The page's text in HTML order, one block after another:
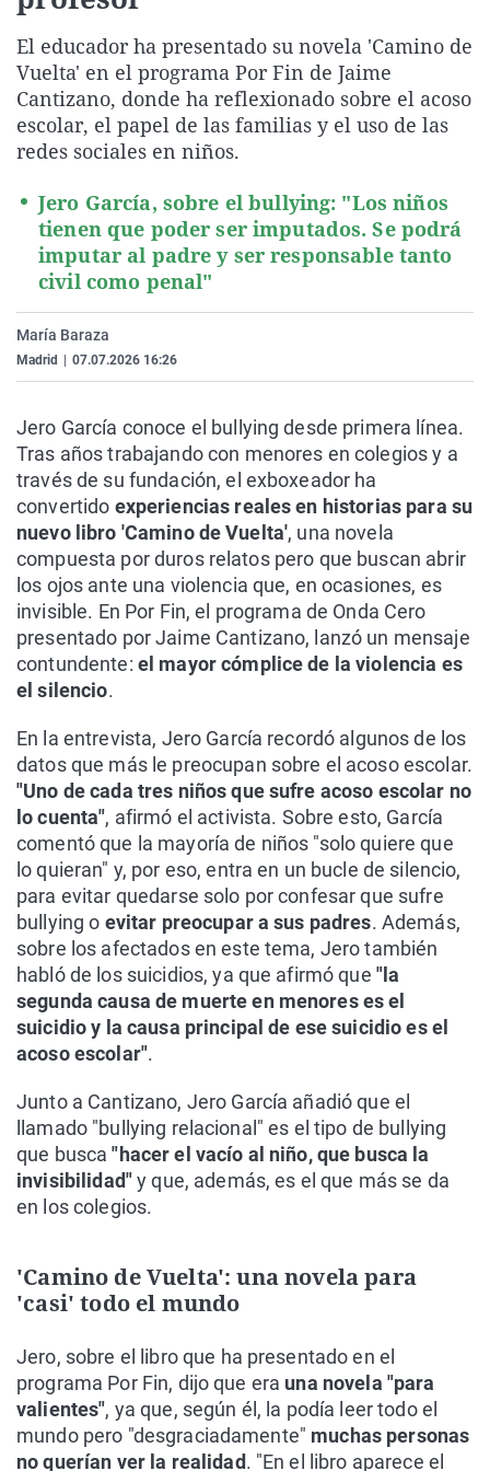
Gente viajera
Como el perro y el
Retornados
Equipo de
Operación Viuda
Galicia
La Rioja
Navarra
Televisión
Elecciones
El educador ha presentado su novela 'Camino de
Vuelta' en el programa Por Fin de Jaime
Cantizano, donde ha reflexionado sobre el acoso
escolar, el papel de las familias y el uso de las
redes sociales en niños.
Jero García, sobre el bullying: "Los niños
tienen que poder ser imputados. Se podrá
imputar al padre y ser responsable tanto
civil como penal"
María Baraza
Madrid 07.07.2026 16:26
Jero García conoce el bullying desde primera línea.
Tras años trabajando con menores en colegios y a
través de su fundación, el exboxeador ha
convertido experiencias reales en historias para su
nuevo libro 'Camino de Vuelta', una novela
compuesta por duros relatos pero que buscan abrir
los ojos ante una violencia que, en ocasiones, es
invisible. En Por Fin, el programa de Onda Cero
presentado por Jaime Cantizano, lanzó un mensaje
contundente: el mayor cómplice de la violencia es
el silencio.
En la entrevista, Jero García recordó algunos de los
datos que más le preocupan sobre el acoso escolar.
"Uno de cada tres niños que sufre acoso escolar no
lo cuenta", afirmó el activista. Sobre esto, García
comentó que la mayoría de niños "solo quiere que
lo quieran" y, por eso, entra en un bucle de silencio,
para evitar quedarse solo por confesar que sufre
bullying o evitar preocupar a sus padres. Además,
sobre los afectados en este tema, Jero también
habló de los suicidios, ya que afirmó que "la
segunda causa de muerte en menores es el
suicidio y la causa principal de ese suicidio es el
acoso escolar".
Junto a Cantizano, Jero García añadió que el
llamado "bullying relacional" es el tipo de bullying
que busca"hacer el vacío al niño, que busca la
invisibilidad"y que, además, es el que más se da
en los colegios.
'Camino de Vuelta': una novela para
'casi' todo el mundo
Jero, sobre el libro que ha presentado en el
programa Por Fin, dijo que era una novela "para
valientes", ya que, según él, la podía leer todo el
mundo pero "desgraciadamente" muchas personas
no querían ver la realidad. "En el libro aparece el